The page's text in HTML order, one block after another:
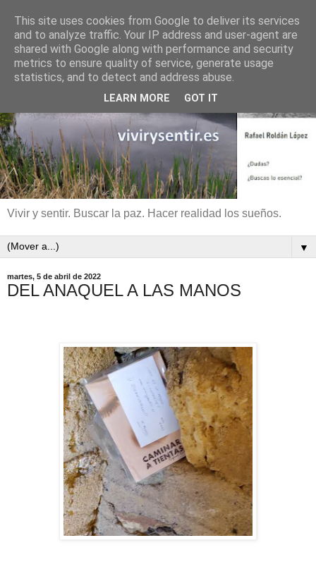
Vivir y sentir. Buscar la paz. Hacer realidad los sueños.
▼
martes, 5 de abril de 2022
DEL ANAQUEL A LAS MANOS
This site uses cookies from Google to deliver its services
and to analyze traffic. Your IP address and user-agent are
shared with Google along with performance and security
metrics to ensure quality of service, generate usage
statistics, and to detect and address abuse.
LEARN MORE GOT IT